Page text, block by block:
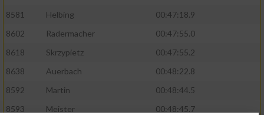
8581
Helbing
00:47:18.9
8602
Radermacher
00:47:55.0
8618
Skrzypietz
00:47:55.2
8638
Auerbach
00:48:22.8
8592
Martin
00:48:44.5
8593
Meister 00:48:45.7